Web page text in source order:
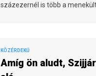
százezernél is több a
KÖZÉRDEKŰ
Amíg ön aludt,